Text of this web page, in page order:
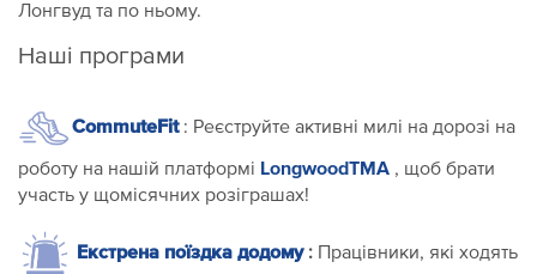
Лонгвуд та по ньому.
Наші програми
CommuteFit: Реєструйте активні милі на дорозі на
роботу на нашій платформі LongwoodTMA , щоб брати
участь у щомісячних розіграшах!
Екстрена поїздка додому : Працівники, які ходять